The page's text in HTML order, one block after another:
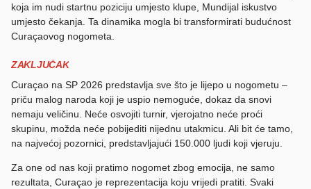
koja im nudi startnu poziciju umjesto klupe, Mundijal iskustvo
umjesto čekanja. Ta dinamika mogla bi transformirati budućnost
Curaçaovog nogometa.
ZAKLJUČAK
Curaçao na SP 2026 predstavlja sve što je lijepo u nogometu –
priču malog naroda koji je uspio nemoguće, dokaz da snovi
nemaju veličinu. Neće osvojiti turnir, vjerojatno neće proći
skupinu, možda neće pobijediti nijednu utakmicu. Ali bit će tamo,
na najvećoj pozornici, predstavljajući 150.000 ljudi koji vjeruju.
Za one od nas koji pratimo nogomet zbog emocija, ne samo
rezultata, Curaçao je reprezentacija koju vrijedi pratiti. Svaki